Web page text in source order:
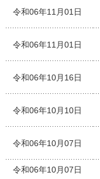
令和06年11月01日
令和06年11月01日
令和06年10月16日
令和06年10月10日
令和06年10月07日
令和06年10月07日